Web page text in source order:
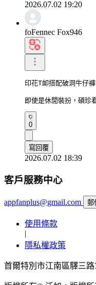
2026.07.02 19:20
foFennec Fox946
印花T卹搭配破洞牛仔
即使是休閒裝扮，碩珍
0
寫回覆
2026.07.02 18:39
客戶服務中心
appfanplus@gmail.com 郵
使用條款
|
隱私權政策
首爾特別市江南區驛三路